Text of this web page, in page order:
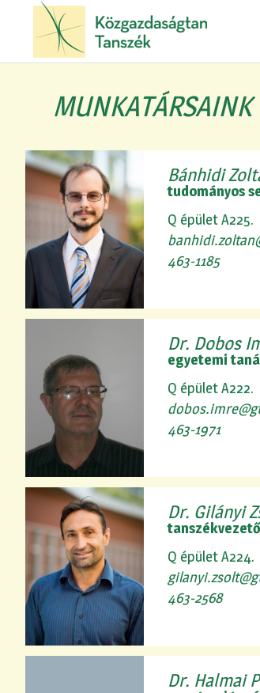
MUNKATÁRSAINK
Bánhidi
tudományos
Q épület A225.
463-1185
Dr. Dobos
egyetemi
Q épület A222.
463-1971
Dr. Gilányi
Q épület A224.
463-2568
Dr. Halmai